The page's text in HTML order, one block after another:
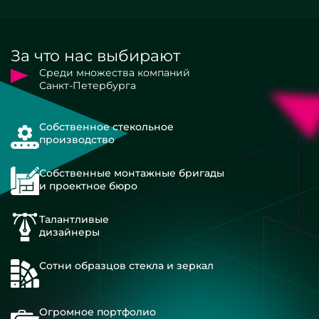
За что нас выбирают
Среди множества компаний
Санкт-Петербурга
Собственное стекольное
производство
Собственные монтажные бригады
и проектное бюро
Талантливые
дизайнеры
Сотни образцов стекла и зеркал
Огромное портфолио